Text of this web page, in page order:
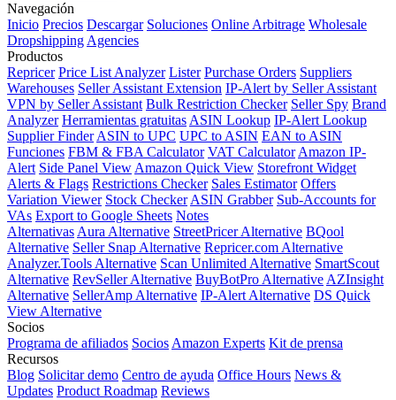
Navegación
Inicio Precios Descargar Soluciones Online Arbitrage Wholesale
Dropshipping Agencies
Productos
Repricer Price List Analyzer Lister Purchase Orders Suppliers
Warehouses Seller Assistant Extension IP-Alert by Seller Assistant
VPN by Seller Assistant Bulk Restriction Checker Seller Spy Brand
Analyzer Herramientas gratuitas ASIN Lookup IP-Alert Lookup
Supplier Finder ASIN to UPC UPC to ASIN EAN to ASIN
Funciones FBM & FBA Calculator VAT Calculator Amazon IP-
Alert Side Panel View Amazon Quick View Storefront Widget
Alerts & Flags Restrictions Checker Sales Estimator Offers
Variation Viewer Stock Checker ASIN Grabber Sub-Accounts for
VAs Export to Google Sheets Notes
Alternativas Aura Alternative StreetPricer Alternative BQool
Alternative Seller Snap Alternative Repricer.com Alternative
Analyzer.Tools Alternative Scan Unlimited Alternative SmartScout
Alternative RevSeller Alternative BuyBotPro Alternative AZInsight
Alternative SellerAmp Alternative IP-Alert Alternative DS Quick
View Alternative
Socios
Programa de afiliados Socios Amazon Experts Kit de prensa
Recursos
Blog Solicitar demo Centro de ayuda Office Hours News &
Updates Product Roadmap Reviews